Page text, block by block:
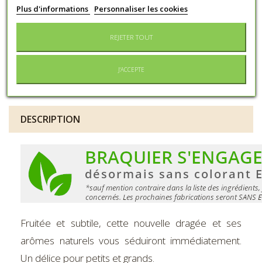
indésirables
l'activité et l'attention chez les
enfants
À conserver au sec et à l'abri de
la lumière
Boîte métal
DESCRIPTION
Fruitée et subtile, cette nouvelle dragée et ses
arômes naturels vous séduiront immédiatement.
Un délice pour petits et grands.
Plus d'informations Personnaliser les cookies
REJETER TOUT
J'ACCEPTE